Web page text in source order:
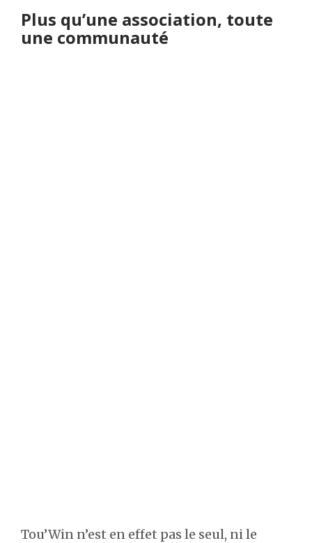
Plus qu’une association, toute
une communauté
Tou’Win n’est en effet pas le seul, ni le